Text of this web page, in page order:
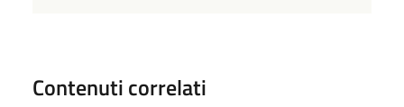
Contenuti correlati